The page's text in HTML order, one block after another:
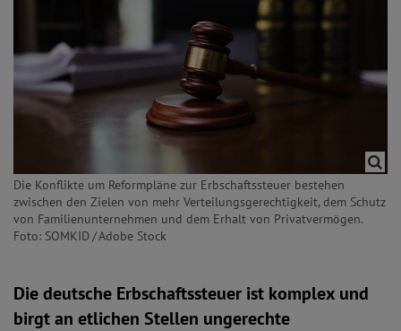
Die Konflikte um Reformpläne zur Erbschaftssteuer bestehen
zwischen den Zielen von mehr Verteilungsgerechtigkeit, dem Schutz
von Familienunternehmen und dem Erhalt von Privatvermögen.
Foto: SOMKID / Adobe Stock
Die deutsche Erbschaftssteuer ist komplex und
birgt an etlichen Stellen ungerechte